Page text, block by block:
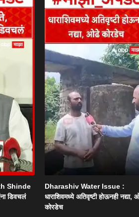
Shinde
डिवचलं
Dharashiv Water Issue :
धाराशिवमध्ये अतिवृष्टी होऊनही नद्या,
कोरडेच